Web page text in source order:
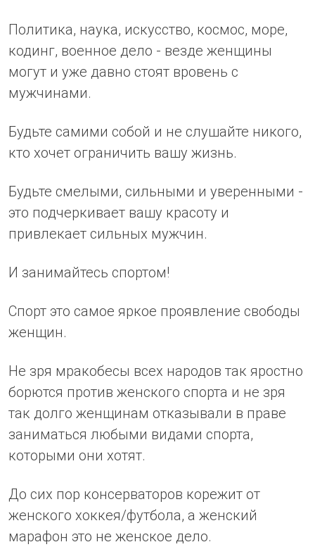
Политика, наука, искусство, космос, море,
кодинг, военное дело - везде женщины
могут и уже давно стоят вровень с
мужчинами.
Будьте самими собой и не слушайте никого,
кто хочет ограничить вашу жизнь.
Будьте смелыми, сильными и уверенными -
это подчеркивает вашу красоту и
привлекает сильных мужчин.
И занимайтесь спортом!
Спорт это самое яркое проявление свободы
женщин.
Не зря мракобесы всех народов так яростно
борются против женского спорта и не зря
так долго женщинам отказывали в праве
заниматься любыми видами спорта,
которыми они хотят.
До сих пор консерваторов корежит от
женского хоккея/футбола, а женский
марафон это не женское дело.